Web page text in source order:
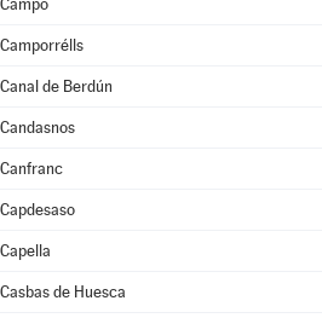
Campo
Camporrélls
Canal de Berdún
Candasnos
Canfranc
Capdesaso
Capella
Casbas de Huesca